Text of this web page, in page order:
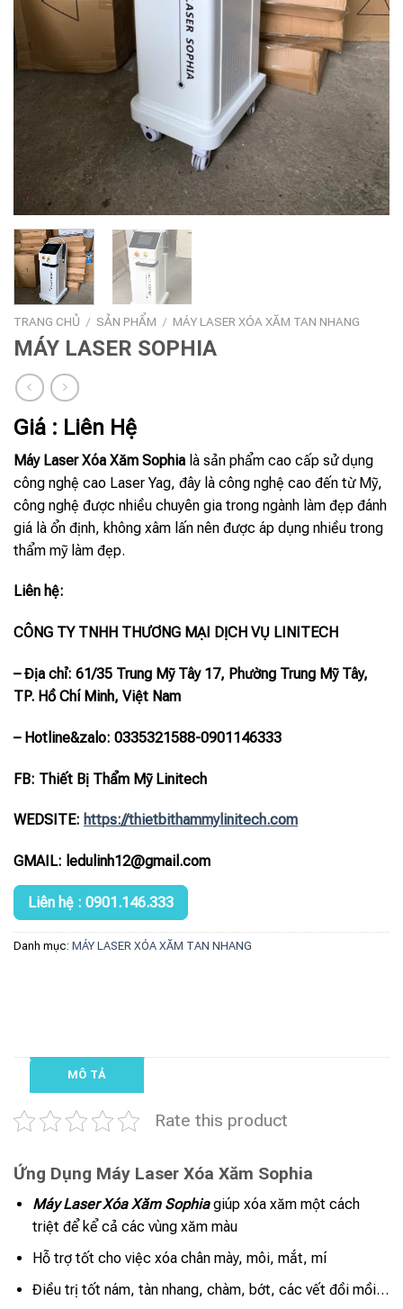
TRANG CHỦ / SẢN PHẨM / MÁY LASER XÓA XĂM TAN NHANG
MÁY LASER SOPHIA
Giá : Liên Hệ
Máy Laser Xóa Xăm Sophia là sản phẩm cao cấp sử dụng
công nghệ cao Laser Yag, đây là công nghệ cao đến từ Mỹ,
công nghệ được nhiều chuyên gia trong ngành làm đẹp đánh
giá là ổn định, không xâm lấn nên được áp dụng nhiều trong
thẩm mỹ làm đẹp.
Liên hệ:
CÔNG TY TNHH THƯƠNG MẠI DỊCH VỤ LINITECH
– Địa chỉ: 61/35 Trung Mỹ Tây 17, Phường Trung Mỹ Tây,
TP. Hồ Chí Minh, Việt Nam
– Hotline&zalo: 0335321588-0901146333
FB: Thiết Bị Thẩm Mỹ Linitech
WEDSITE: https://thietbithammylinitech.com
GMAIL: ledulinh12@gmail.com
Liên hệ : 0901.146.333
Danh mục: MÁY LASER XÓA XĂM TAN NHANG
MÔ TẢ
Rate this product
Ứng Dụng Máy Laser Xóa Xăm Sophia
Máy Laser Xóa Xăm Sophiagiúp xóa xăm một cách
triệt để kể cả các vùng xăm màu
Hỗ trợ tốt cho việc xóa chân mày, môi, mắt, mí
Điều trị tốt nám, tàn nhang, chàm, bớt, các vết đồi mồi…